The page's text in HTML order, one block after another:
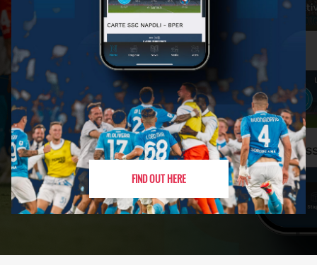
FIND OUT HERE